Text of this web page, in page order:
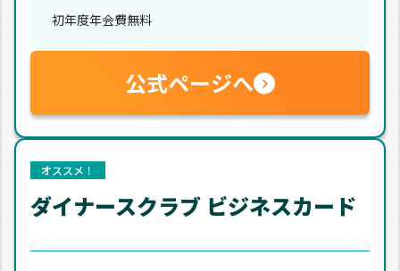
初年度年会費無料
公式ページへ
オススメ！
ダイナースクラブ ビジネスカード